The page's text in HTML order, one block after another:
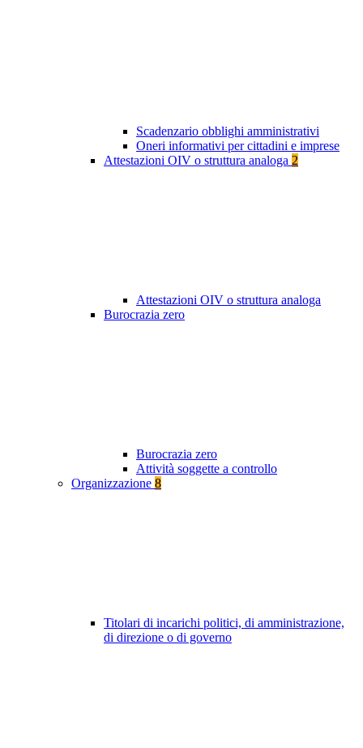
Scadenzario obblighi amministrativi
Oneri informativi per cittadini e imprese
Attestazioni OIV o struttura analoga 2
Attestazioni OIV o struttura analoga
Burocrazia zero
Burocrazia zero
Attività soggette a controllo
Organizzazione 8
Titolari di incarichi politici, di amministrazione,
di direzione o di governo